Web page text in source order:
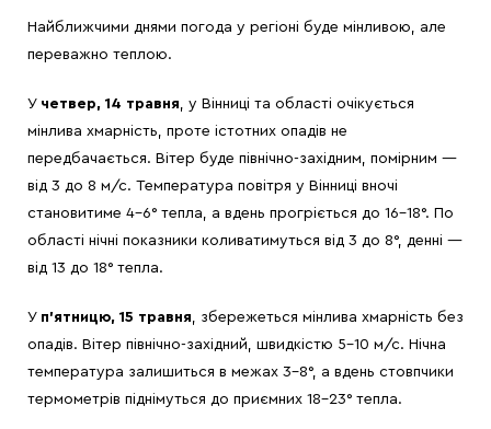
Найближчими днями погода у регіоні буде мінливою, але
переважно теплою.
У четвер, 14 травня, у Вінниці та області очікується
мінлива хмарність, проте істотних опадів не
передбачається. Вітер буде північно-західним, помірним —
від 3 до 8 м/с. Температура повітря у Вінниці вночі
становитиме 4-6° тепла, а вдень прогріється до 16-18°. По
області нічні показники коливатимуться від 3 до 8°, денні —
від 13 до 18° тепла.
У п’ятницю, 15 травня, збережеться мінлива хмарність без
опадів. Вітер північно-західний, швидкістю 5-10 м/с. Нічна
температура залишиться в межах 3-8°, а вдень стовпчики
термометрів піднімуться до приємних 18-23° тепла.